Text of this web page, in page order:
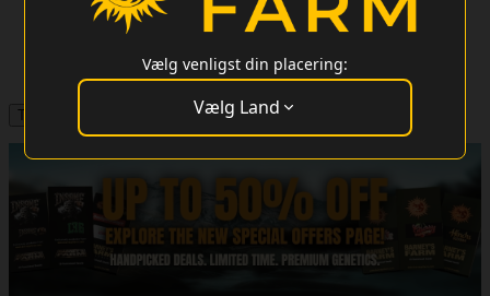
3 Frø per pakke
€35.13
5 Frø per pakke
€50.63
Buy 10 Get Double! 20 Seeds
€87.81
25 Frø per pakke €188.55
Vælg venligst din placering:
Vælg Land